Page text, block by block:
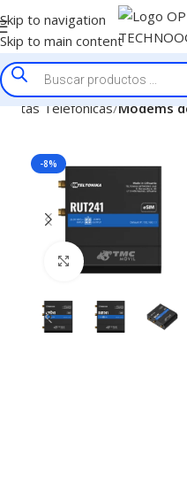
Skip to navigation
Skip to main content
Telefonicas Modems
-8%
Click to enlarge